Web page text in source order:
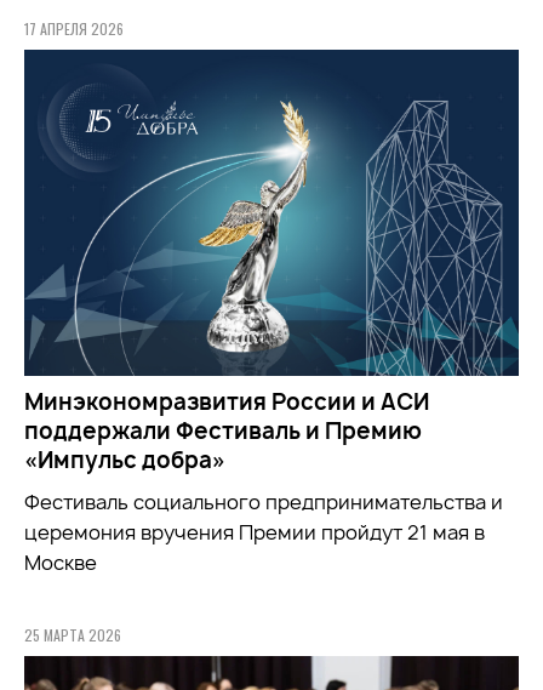
17 АПРЕЛЯ 2026
Минэкономразвития России и АСИ
поддержали Фестиваль и Премию
«Импульс добра»
Фестиваль социального предпринимательства и
церемония вручения Премии пройдут 21 мая в
Москве
25 МАРТА 2026